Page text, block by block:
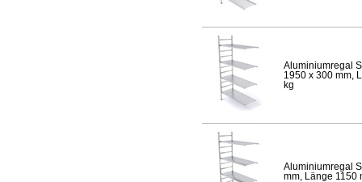
Aluminiumregal
1950 x 300 mm,
kg
Aluminiumregal
mm, Länge 1150